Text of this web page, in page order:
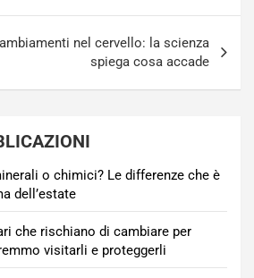
nel cervello: la scienza
spiega cosa accade
o chimici? Le differenze che è
dell’estate
che rischiano di cambiare per
visitarli e proteggerli